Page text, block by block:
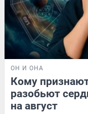
ОН И ОНА
Кому
разобьют
на август